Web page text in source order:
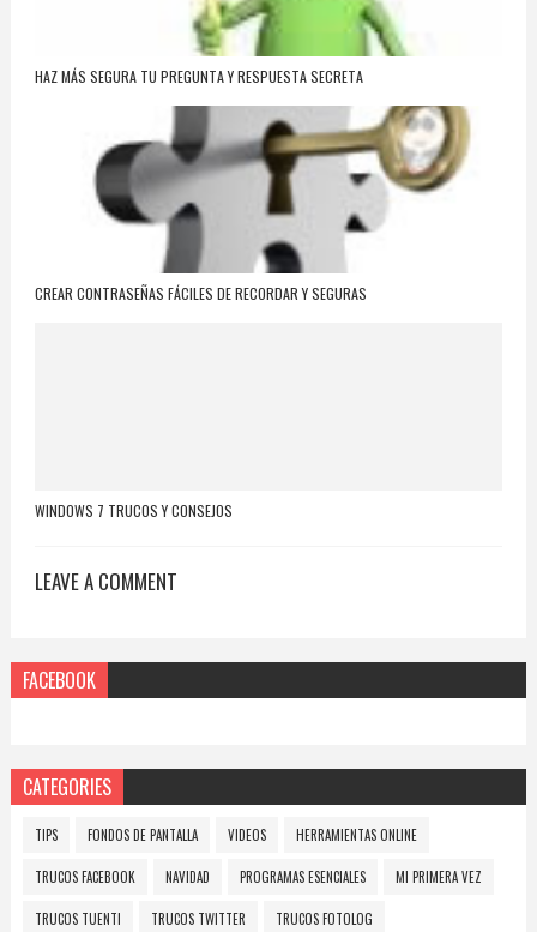
HAZ MÁS SEGURA TU PREGUNTA Y RESPUESTA SECRETA
CREAR CONTRASEÑAS FÁCILES DE RECORDAR Y SEGURAS
WINDOWS 7 TRUCOS Y CONSEJOS
LEAVE A COMMENT
FACEBOOK
CATEGORIES
TIPS FONDOS DE PANTALLA VIDEOS HERRAMIENTAS ONLINE
TRUCOS FACEBOOK NAVIDAD PROGRAMAS ESENCIALES MI PRIMERA VEZ
TRUCOS TUENTI TRUCOS TWITTER TRUCOS FOTOLOG